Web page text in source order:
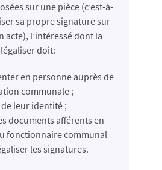
sur une pièce (c’est-à-
sa propre signature sur
acte), l’intéressé dont la
doit:
er en personne auprès de
communale ;
leur identité ;
documents afférents en
fonctionnaire communal
les signatures.